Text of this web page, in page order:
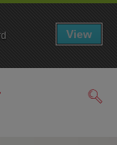
View